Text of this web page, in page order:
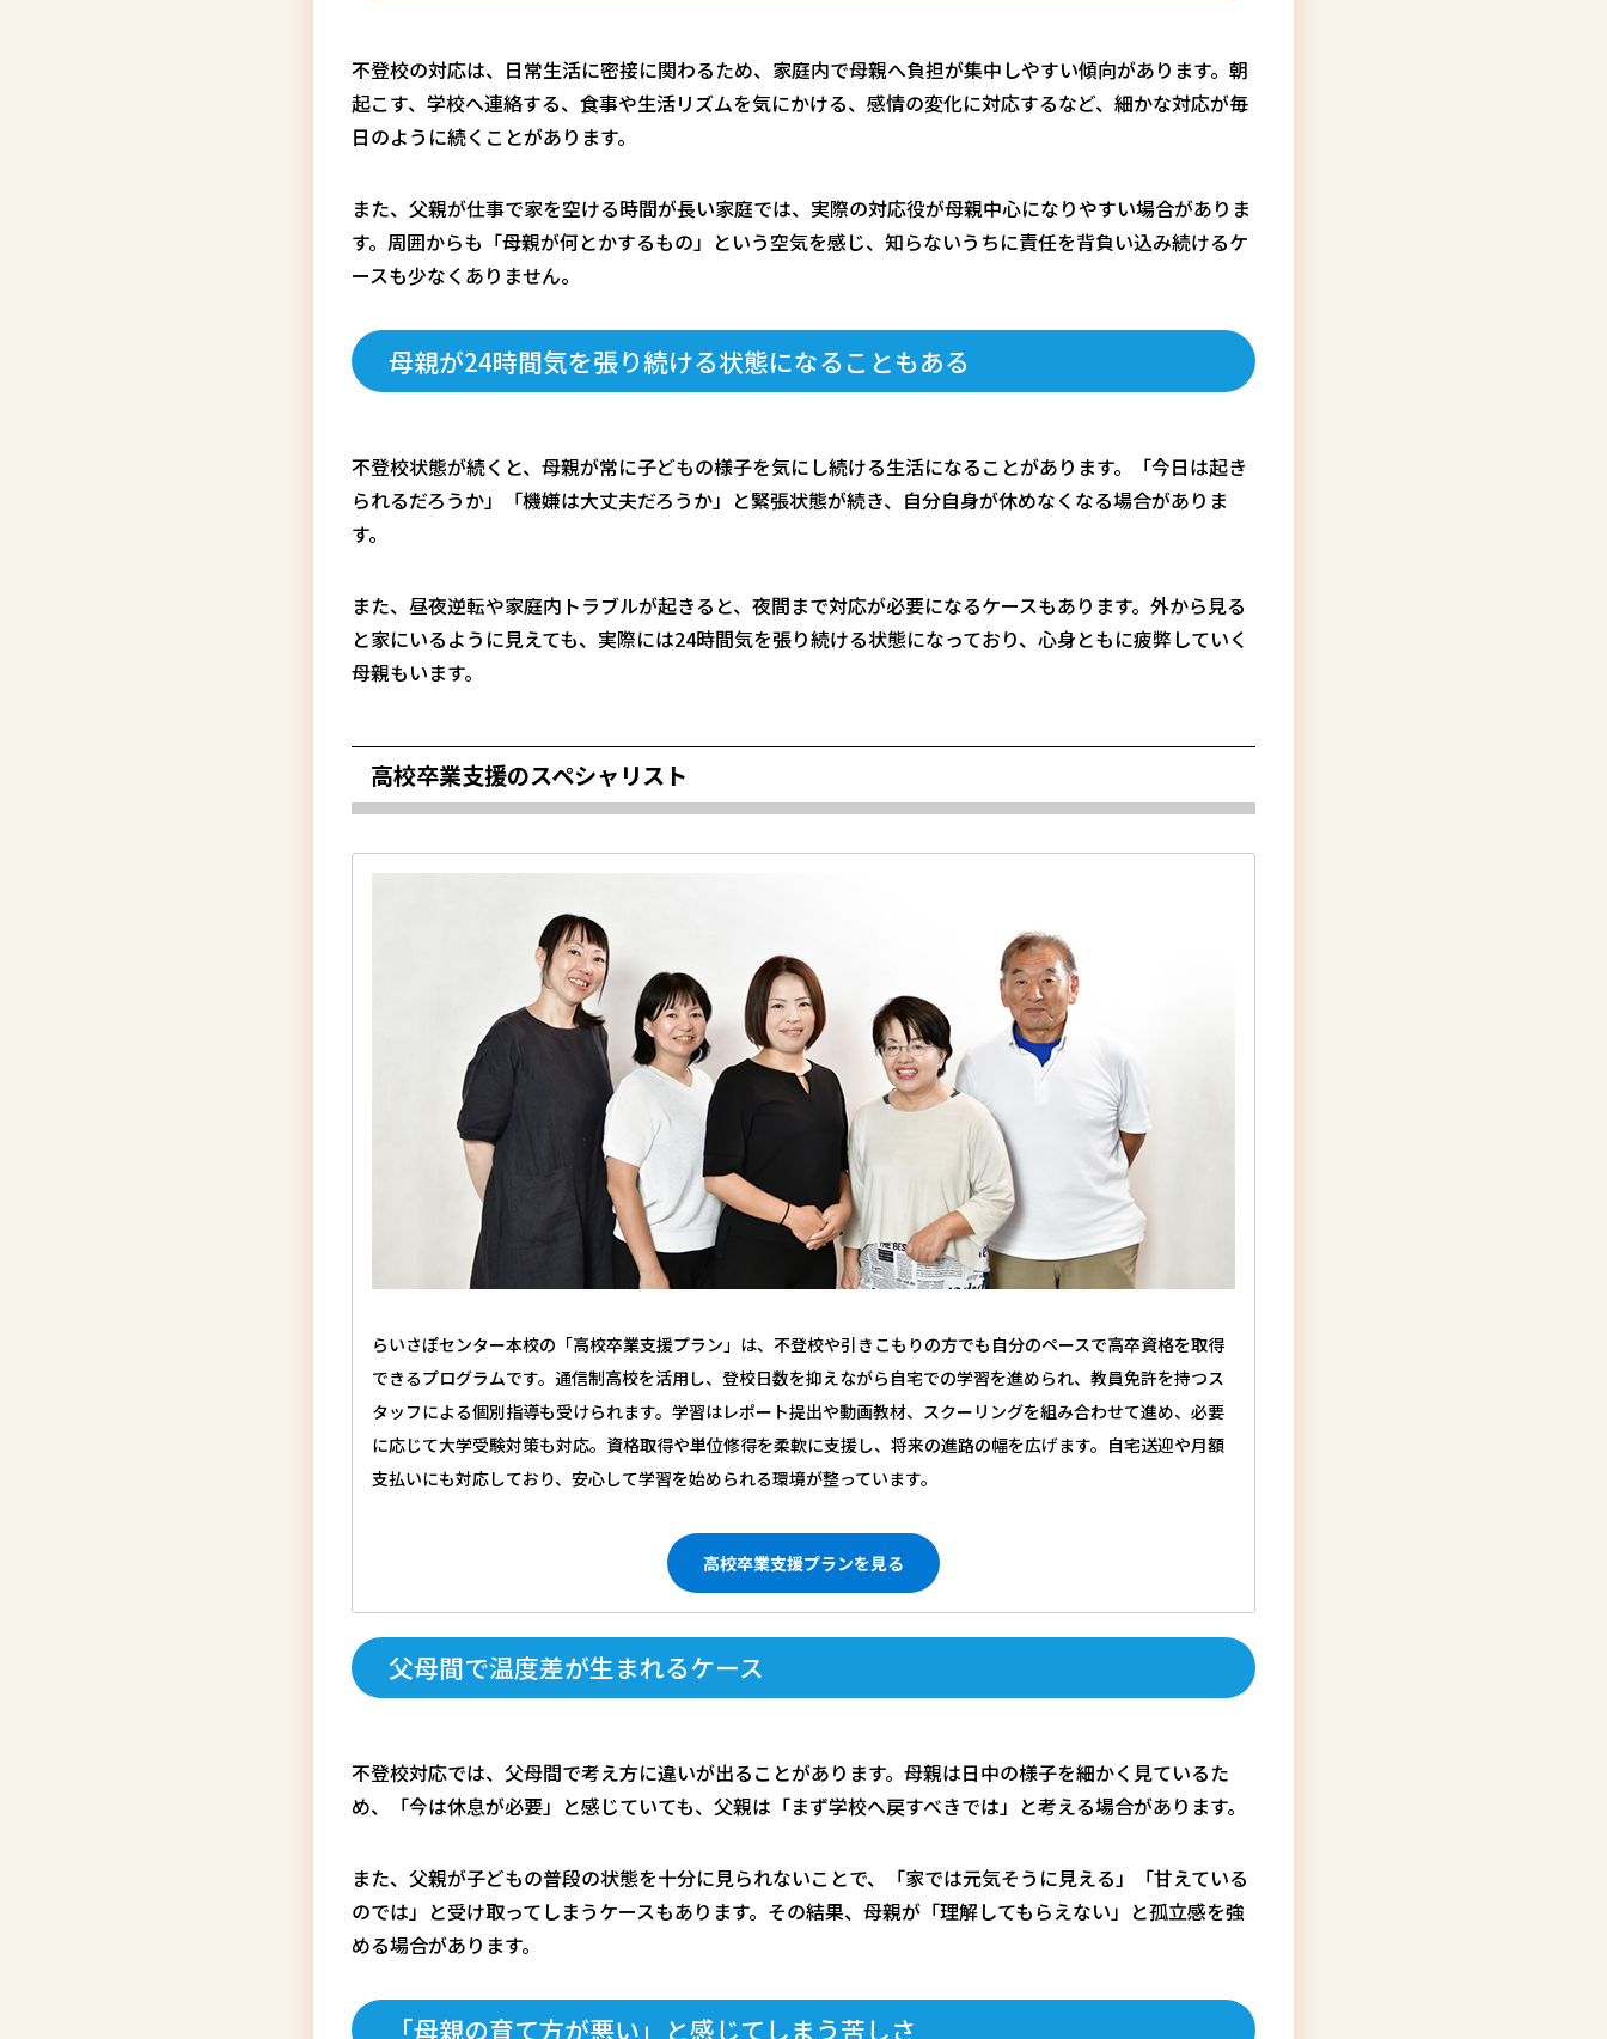
不登校の対応は、日常生活に密接に関わるため、家庭内で母親へ負担が集中しやすい傾向があります。朝
起こす、学校へ連絡する、食事や生活リズムを気にかける、感情の変化に対応するなど、細かな対応が毎
日のように続くことがあります。
また、父親が仕事で家を空ける時間が長い家庭では、実際の対応役が母親中心になりやすい場合がありま
す。周囲からも「母親が何とかするもの」という空気を感じ、知らないうちに責任を背負い込み続けるケ
ースも少なくありません。
母親が24時間気を張り続ける状態になることもある
不登校状態が続くと、母親が常に子どもの様子を気にし続ける生活になることがあります。「今日は起き
られるだろうか」「機嫌は大丈夫だろうか」と緊張状態が続き、自分自身が休めなくなる場合がありま
す。
また、昼夜逆転や家庭内トラブルが起きると、夜間まで対応が必要になるケースもあります。外から見る
と家にいるように見えても、実際には24時間気を張り続ける状態になっており、心身ともに疲弊していく
母親もいます。
高校卒業支援のスペシャリスト
らいさぽセンター本校の「高校卒業支援プラン」は、不登校や引きこもりの方でも自分のペースで高卒資格を取得
できるプログラムです。通信制高校を活用し、登校日数を抑えながら自宅での学習を進められ、教員免許を持つス
タッフによる個別指導も受けられます。学習はレポート提出や動画教材、スクーリングを組み合わせて進め、必要
に応じて大学受験対策も対応。資格取得や単位修得を柔軟に支援し、将来の進路の幅を広げます。自宅送迎や月額
支払いにも対応しており、安心して学習を始められる環境が整っています。
高校卒業支援プランを見る
父母間で温度差が生まれるケース
不登校対応では、父母間で考え方に違いが出ることがあります。母親は日中の様子を細かく見ているた
め、「今は休息が必要」と感じていても、父親は「まず学校へ戻すべきでは」と考える場合があります。
また、父親が子どもの普段の状態を十分に見られないことで、「家では元気そうに見える」「甘えている
のでは」と受け取ってしまうケースもあります。その結果、母親が「理解してもらえない」と孤立感を強
める場合があります。
「母親の育て方が悪い」と感じてしまう苦しさ